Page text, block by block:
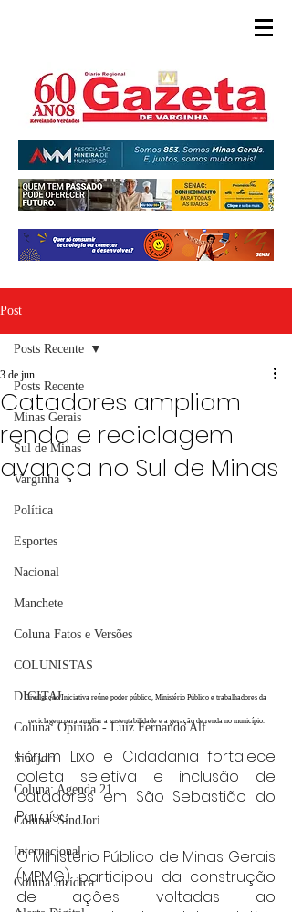
Post
Posts Recente
Minas Gerais
Sul de Minas
Varginha
Política
Esportes
Nacional
Manchete
Coluna Fatos e Versões
COLUNISTAS
DIGITAL
Coluna: Opinião - Luiz Fernando Alf
Sindjori
Coluna: Agenda 21
Coluna: SindJori
Internacional
Coluna Jurídica
Posts Recente
Catadores ampliam
renda e reciclagem
avança no Sul de Minas
3 de jun.
Divulgação/Iniciativa reúne poder público, Ministério Público e trabalhadores da
reciclagem para ampliar a sustentabilidade e a geração de renda no município.
Fórum Lixo e Cidadania fortalece
coleta seletiva e inclusão de
catadores em São Sebastião do
Paraíso.
O Ministério Público de Minas Gerais
(MPMG) participou da construção
de ações voltadas ao